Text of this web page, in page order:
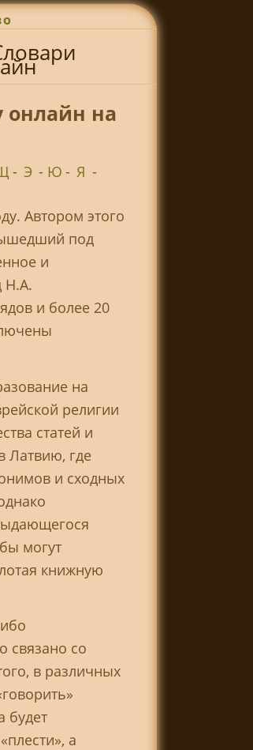
онлайн на
- Э - Ю - Я -
Автором этого
под
и
Н.А.
и более 20
на
религии
статей и
Латвию, где
и сходных
могут
книжную
связано со
в различных
будет
а